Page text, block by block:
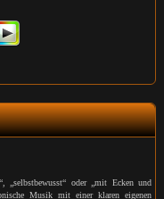
„selbstbewusst“ oder „mit Ecken und
Musik mit einer klaren eigenen